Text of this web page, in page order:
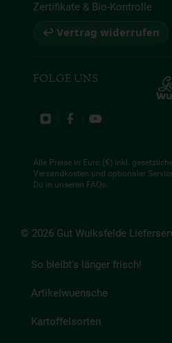
Zertifikate & Bio-Kontrolle
↩ Vertrag widerrufen
FOLGE UNS
Alle Preise in Euro (€) inkl.
Versandkosten und optionaler
Du in unseren FAQs.
© 2026 Gut Wulksfelde
So bleibt's länger frisch!
Artikelwuensche
Kartoffelsorten